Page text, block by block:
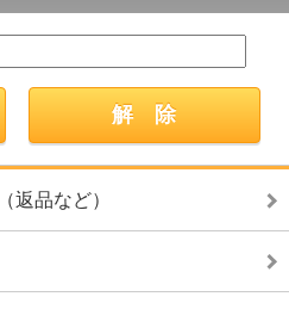
返品など）